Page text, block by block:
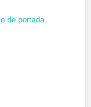
de portada.